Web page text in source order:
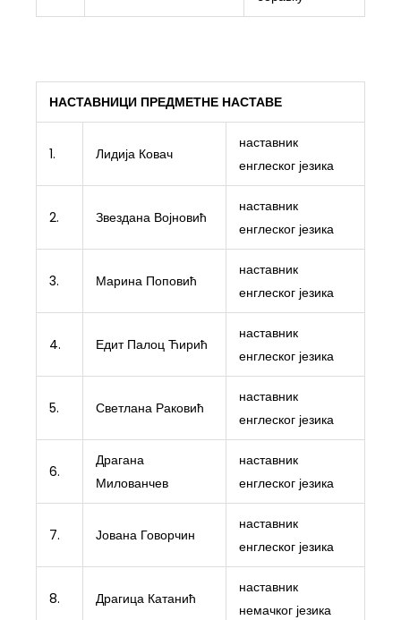
НАСТАВНИЦИ ПРЕДМЕТНЕ НАСТАВЕ
1. Лидија Ковач
наставник
енглеског језика
2. Звездана Војновић
наставник
енглеског језика
3. Марина Поповић
наставник
енглеског језика
4. Едит Палоц Ћирић
наставник
енглеског језика
5. Светлана Раковић
наставник
енглеског језика
6.
Драгана
Милованчев
наставник
енглеског језика
7. Јована Говорчин
наставник
енглеског језика
8. Драгица Катанић
наставник
немачког језика